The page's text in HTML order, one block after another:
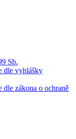
Sb.
dle vyhlášky
dle zákona o ochraně